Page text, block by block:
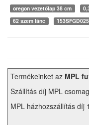
oregon vezetőlap 38 cm
62 szem lánc
153SFGD025
Termékeinket az MPL
Szállítás díj MPL
MPL házhozszállítás díj